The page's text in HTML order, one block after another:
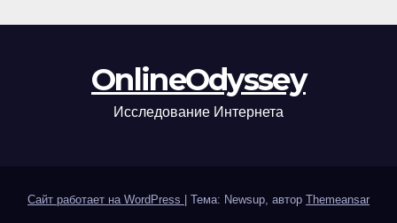
OnlineOdyssey
Исследование Интернета
Сайт работает на WordPress Тема: Newsup, автор Themeansar